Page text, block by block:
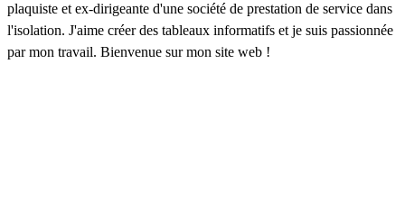
plaquiste et ex-dirigeante d'une société de prestation de service dans
l'isolation. J'aime créer des tableaux informatifs et je suis passionnée
par mon travail. Bienvenue sur mon site web !